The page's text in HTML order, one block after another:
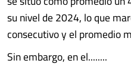
su nivel de 2024, lo que
consecutivo y el promedio
Sin embargo, en el........